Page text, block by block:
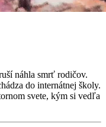
náhla smrť rodičov.
do internátnej školy.
svete, kým si vedľa